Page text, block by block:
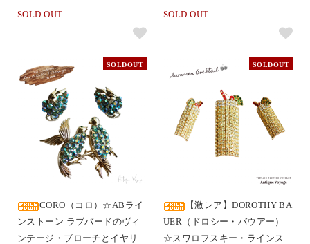
SOLD OUT
SOLD OUT
SOLDOUT
CORO（コロ）☆ABライ
ンストーン ラブバードのヴィ
ンテージ・ブローチとイヤリ
SOLDOUT
【激レア】DOROTHY BA
UER（ドロシー・バウアー）
☆スワロフスキー・ラインス